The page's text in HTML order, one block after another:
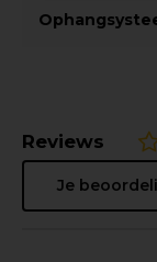
Reviews
Je